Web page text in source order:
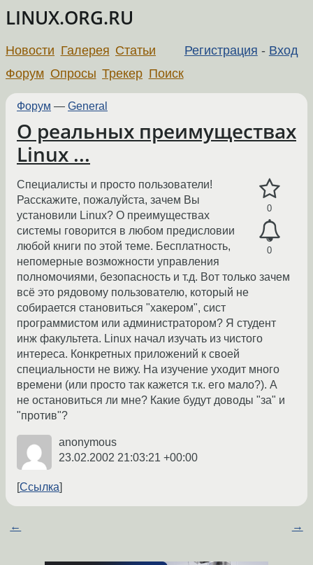
LINUX.ORG.RU
Регистрация - Вход
Новости Галерея Статьи
Форум Опросы Трекер Поиск
Форум — General
О реальных преимуществах
Linux ...
0
0
Специалисты и просто пользователи!
Расскажите, пожалуйста, зачем Вы
установили Linux? О преимуществах
системы говорится в любом предисловии
любой книги по этой теме. Бесплатность,
непомерные возможности управления
полномочиями, безопасность и т.д. Вот только зачем
всё это рядовому пользователю, который не
собирается становиться "хакером", сист
программистом или администратором? Я студент
инж факультета. Linux начал изучать из чистого
интереса. Конкретных приложений к своей
специальности не вижу. На изучение уходит много
времени (или просто так кажется т.к. его мало?). А
не остановиться ли мне? Какие будут доводы "за" и
"против"?
anonymous
23.02.2002 21:03:21 +00:00
Ссылка
← →